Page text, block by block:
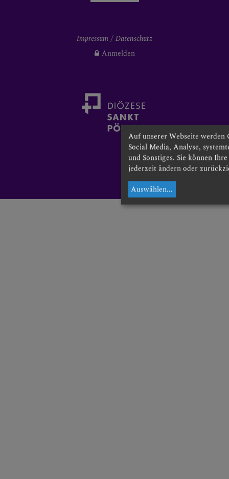
Impressum
Datenschutz
Anmelden
Auf unserer Webseite werden
Social Media, Analyse,
und Sonstiges. Sie können
jederzeit ändern oder
Auswählen...